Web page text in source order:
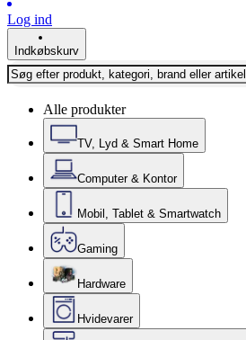
Log ind
Indkøbskurv
Alle produkter
TV, Lyd & Smart Home
Computer & Kontor
Mobil, Tablet & Smartwatch
Gaming
Hardware
Hvidevarer